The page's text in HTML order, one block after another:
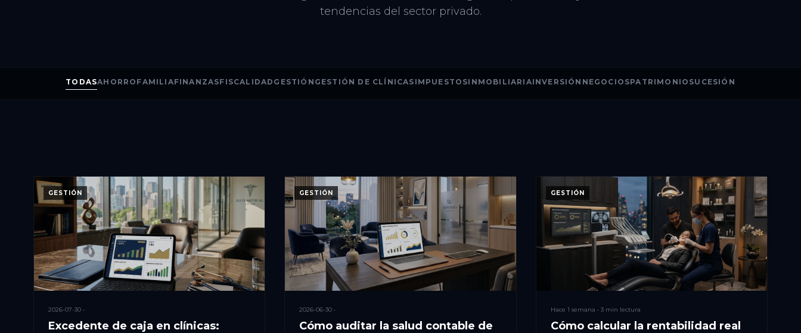
tendencias del sector privado.
TODASAHORRO FAMILIAFINANZASFISCALIDAD GESTIÓN GESTIÓN DE CLÍNICAS IMPUESTOSINMOBILIARIAINVERSIÓN NEGOCIOSPATRIMONIO SUCESIÓN
GESTIÓN
2026-07-30 •
Excedente de caja en clínicas:
GESTIÓN
2026-06-30 •
Cómo auditar la salud contable de
GESTIÓN
Hace 1 semana • 3 min lectura
Cómo calcular la rentabilidad real